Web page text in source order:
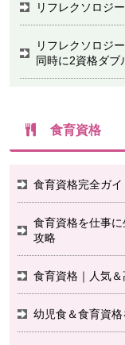
リフレクソロジ
リフレクソロジ
同時に2資格ダブ
食育資格
食育資格完全ガ
食育資格を仕事
攻略
食育資格｜人気
幼児食＆食育資